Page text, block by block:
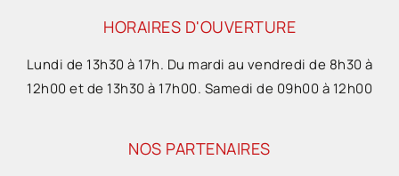
HORAIRES D'OUVERTURE
Lundi de 13h30 à 17h. Du mardi au vendredi de 8h30 à
12h00 et de 13h30 à 17h00. Samedi de 09h00 à 12h00
NOS PARTENAIRES